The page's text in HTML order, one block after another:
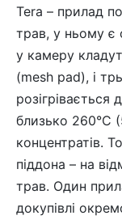
Tera – прилад
трав, у ньому є
у камеру
(mesh pad), і
розігрівається
близько 260°C
концентратів.
піддона – на
трав. Один
докупівлі